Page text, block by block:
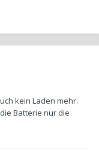
kein Laden mehr.
Batterie nur die